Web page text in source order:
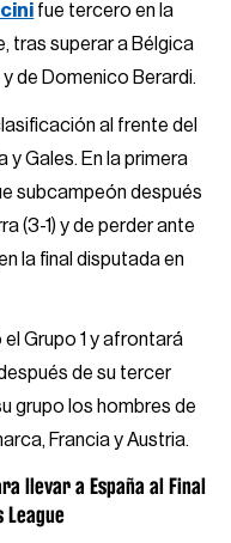
fue tercero en la
tras superar a Bélgica
de Domenico Berardi.
al frente del
y Gales. En la primera
subcampeón después
(3-1) y de perder ante
la final disputada en
Grupo 1 y afrontará
de su tercer
grupo los hombres de
Francia y Austria.
llevar a España al Final
League